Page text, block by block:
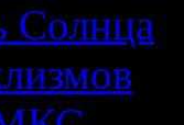
Солнца